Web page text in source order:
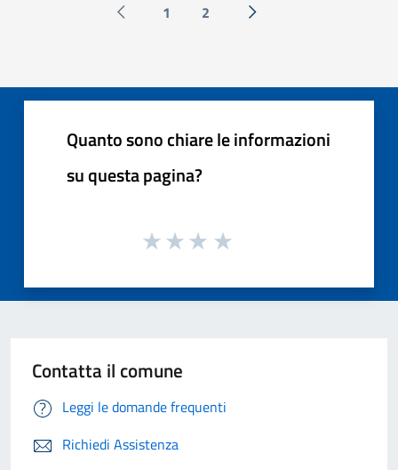
Pagina precedente
1 2 Successiva »
Quanto sono chiare le informazioni
su questa pagina?
Contatta il comune
Leggi le domande frequenti
Richiedi Assistenza